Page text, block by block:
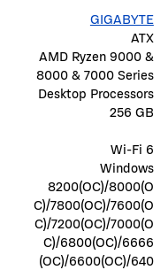
GIGABYTE
ATX
AMD Ryzen 9000 &
8000 & 7000 Series
Desktop Processors
256 GB
Wi-Fi 6
Windows
8200(OC)/8000(O
C)/7800(OC)/7600(O
C)/7200(OC)/7000(O
C)/6800(OC)/6666
(OC)/6600(OC)/640